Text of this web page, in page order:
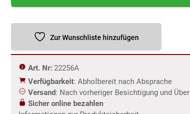
Zur Wunschliste hinzufügen
Art. Nr:22256A
Verfügbarkeit: Abholbereit nach Absprache
Versand: Nach vorheriger Besichtigung und
Sicher online bezahlen